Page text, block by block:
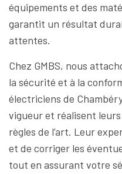
équipements et des
garantit un résultat
attentes.
Chez GMBS, nous
la sécurité et à la
électriciens de
vigueur et réalisent
règles de l’art. Leur
et de corriger les
tout en assurant votre